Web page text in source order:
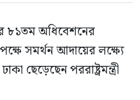
৮১তম অধিবেশনের
সমর্থন আদায়ের লক্ষ্যে
ছেড়েছেন পররাষ্ট্রমন্ত্রী